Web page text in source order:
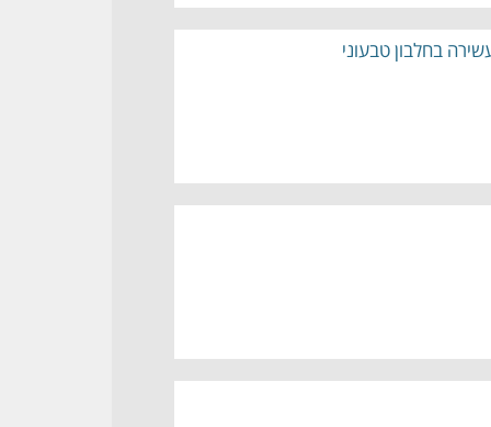
בחלבון טבעוני